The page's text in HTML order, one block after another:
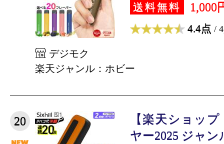
送料無料 1,000
4.4点 /
デジモク
楽天ジャンル：ホビー
20
【楽天ショッ
ヤー2025 ジャン